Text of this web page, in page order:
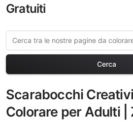
Gratuiti
Cerca
Scarabocchi
Colorare per Adulti |